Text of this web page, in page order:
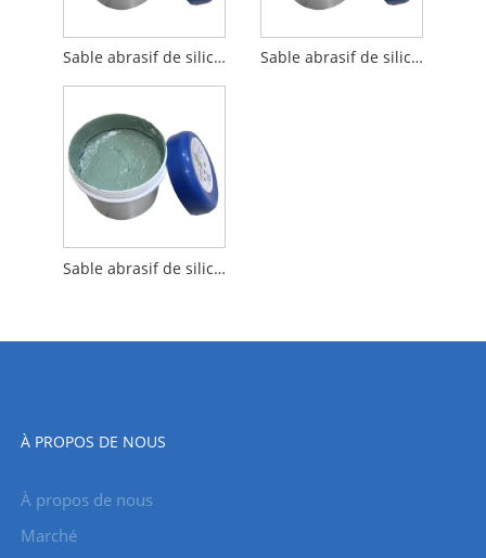
Sable abrasif de silicium vert de 800 mailles Sable abrasif de silicium vert de 1000 mailles
Sable abrasif de silicium vert de 1200 mailles
À PROPOS DE NOUS
À propos de nous
Marché